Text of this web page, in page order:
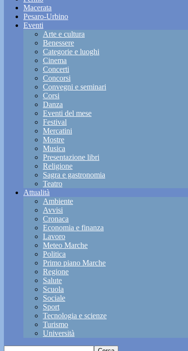
Macerata
Pesaro-Urbino
Eventi
Arte e cultura
Benessere
Categorie e luoghi
Cinema
Concerti
Concorsi
Convegni e seminari
Corsi
Danza
Eventi del mese
Festival
Mercatini
Mostre
Musica
Presentazione libri
Religione
Sagra e gastronomia
Teatro
Attualità
Ambiente
Avvisi
Cronaca
Economia e finanza
Lavoro
Meteo Marche
Politica
Primo piano Marche
Regione
Salute
Scuola
Sociale
Sport
Tecnologia e scienze
Turismo
Università